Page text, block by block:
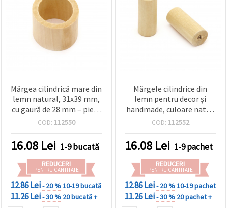
Mărgea cilindrică mare din
lemn natural, 31x39 mm,
cu gaură de 28 mm – piesă
decorativă perfectă
DIY, handmade și hobby
craft
COD: 112550
16.08 Lei 1-9 bucată
REDUCERI
PENTRU CANTITATE
12.86 Lei- 20 %10-19 bucată
11.26 Lei- 30 % 20 bucată +
Mărgele cilindrice din
lemn pentru decor și
handmade, culoare natur,
35x15 mm, gaură 5 mm –
COD: 112552
16.08 Lei 1-9 pachet
REDUCERI
PENTRU CANTITATE
12.86 Lei- 20 %10-19 pachet
11.26 Lei- 30 % 20 pachet +